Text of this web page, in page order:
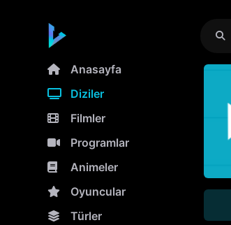
Anasayfa
Diziler
Filmler
Programlar
Animeler
Oyuncular
Türler